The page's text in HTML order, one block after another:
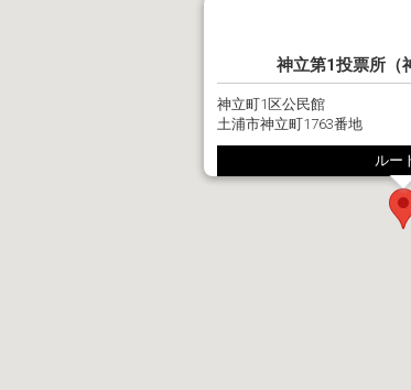
神立第1投票所（
神立町1区公民館
土浦市神立町1763番地
ルー